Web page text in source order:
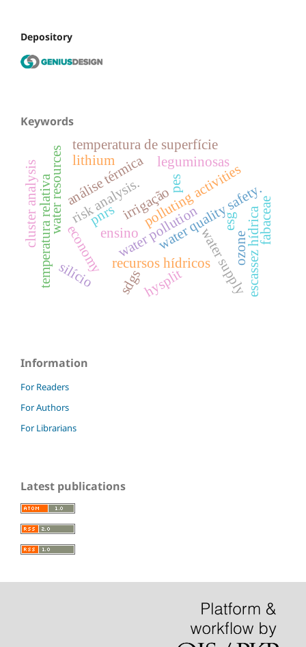
Depository
Keywords
water quality safety.
water supply
risk analysis.
water pollution
water resources polluting activities
recursos hídricos
irrigação
escassez hídrica
análise térmica
temperatura de superfície
temperatura relativa economy
pes
esg
ensino
pnrs fabaceae
leguminosas
silício sdgs
ozone
hysplit
cluster analysis lithium
Information
For Readers
For Authors
For Librarians
Latest publications